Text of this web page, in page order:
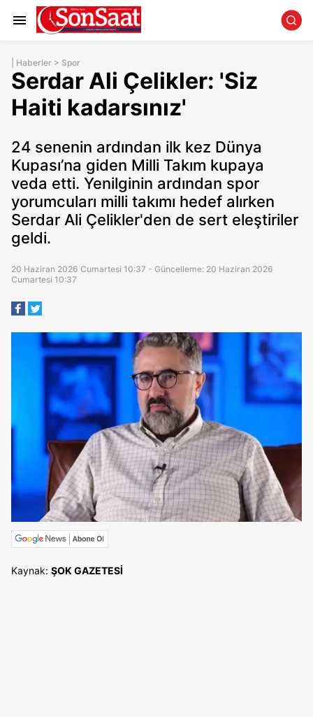
Haberler > Spor
Serdar Ali Çelikler: 'Siz
Haiti kadarsınız'
24 senenin ardından ilk kez Dünya
Kupası’na giden Milli Takım kupaya
veda etti. Yenilginin ardından spor
yorumcuları milli takımı hedef alırken
Serdar Ali Çelikler'den de sert eleştiriler
geldi.
20 Haziran 2026 Cumartesi 10:37 - Güncelleme: 20 Haziran 2026
Cumartesi 10:37
Kaynak: ŞOK GAZETESİ